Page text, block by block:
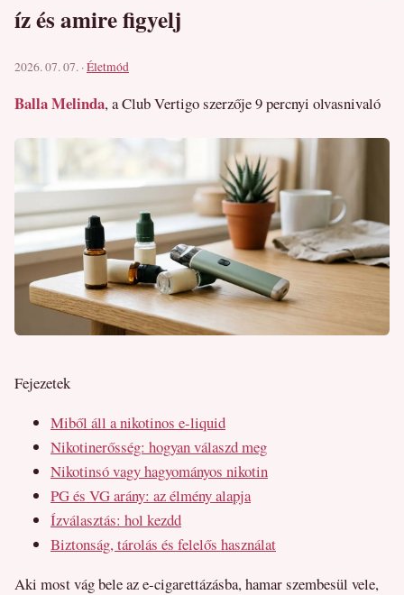
íz és amire figyelj
2026. 07. 07. ·Életmód
Balla Melinda, a Club Vertigo szerzője9 percnyi olvasnivaló
Fejezetek
Miből áll a nikotinos e-liquid
Nikotinerősség: hogyan válaszd meg
Nikotinsó vagy hagyományos nikotin
PG és VG arány: az élmény alapja
Ízválasztás: hol kezdd
Biztonság, tárolás és felelős használat
Aki most vág bele az e-cigarettázásba, hamar szembesül vele,